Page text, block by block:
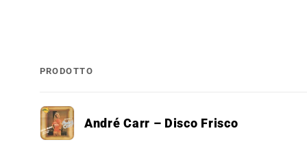
Il
tuo
PRODOTTO
André Carr – Disco Frisco